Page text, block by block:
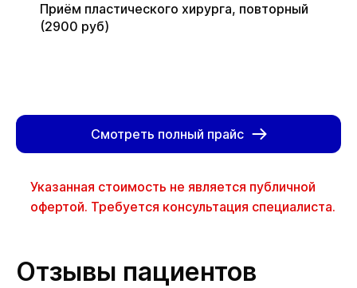
Приём пластического хирурга, повторный
(2900 руб)
Смотреть полный прайс
Указанная стоимость не является публичной
офертой. Требуется консультация специалиста.
Отзывы пациентов